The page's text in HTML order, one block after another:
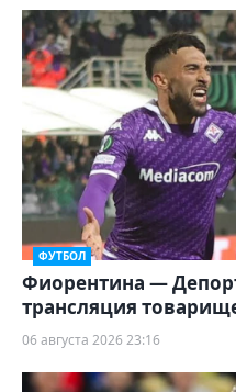
ФУТБОЛ
Фиорентина —
трансляция
06 августа 2026 23:16